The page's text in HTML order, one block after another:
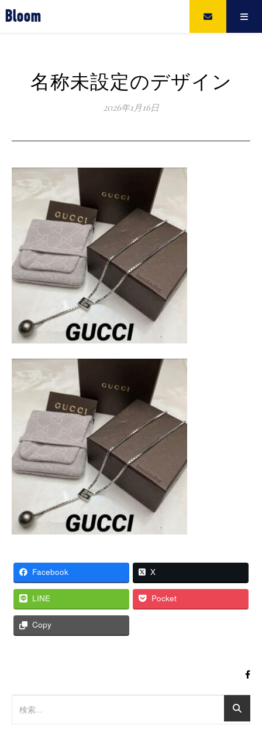
Bloom
名称未設定のデザイン
2026年1月16日
Facebook X
LINE Pocket
Copy